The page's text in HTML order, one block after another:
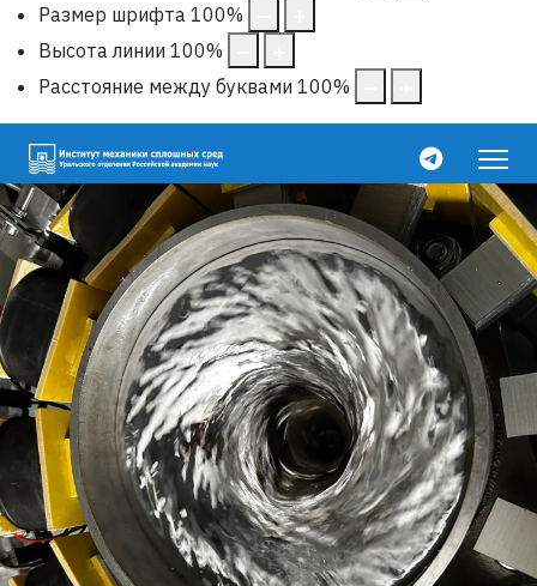
Размер шрифта 100%
Высота линии 100%
Расстояние между буквами 100%